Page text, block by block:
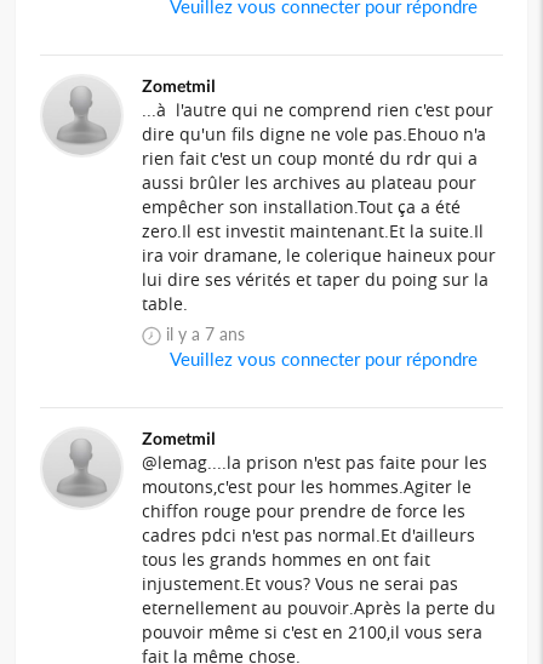
Veuillez vous connecter pour répondre
Zometmil
...à l'autre qui ne comprend rien c'est pour
dire qu'un fils digne ne vole pas.Ehouo n'a
rien fait c'est un coup monté du rdr qui a
aussi brûler les archives au plateau pour
empêcher son installation.Tout ça a été
zero.Il est investit maintenant.Et la suite.Il
ira voir dramane, le colerique haineux pour
lui dire ses vérités et taper du poing sur la
table.
il y a 7 ans
Veuillez vous connecter pour répondre
Zometmil
@lemag....la prison n'est pas faite pour les
moutons,c'est pour les hommes.Agiter le
chiffon rouge pour prendre de force les
cadres pdci n'est pas normal.Et d'ailleurs
tous les grands hommes en ont fait
injustement.Et vous? Vous ne serai pas
eternellement au pouvoir.Après la perte du
pouvoir même si c'est en 2100,il vous sera
fait la même chose.